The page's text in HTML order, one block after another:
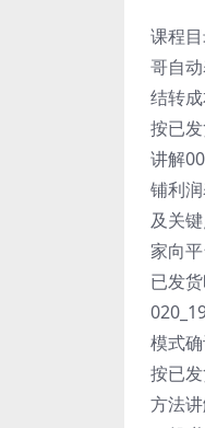
课程
哥自
结转
按已
讲解
铺利
及关
家向
已发
模式
按已
方法